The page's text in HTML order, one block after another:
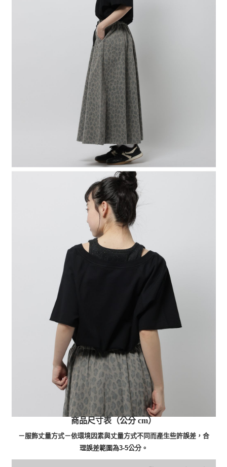
商品尺寸表（公分 cm）
－服飾丈量方式－依環境因素與丈量方式不同而產生些許誤差，合
理誤差範圍為3-5公分。